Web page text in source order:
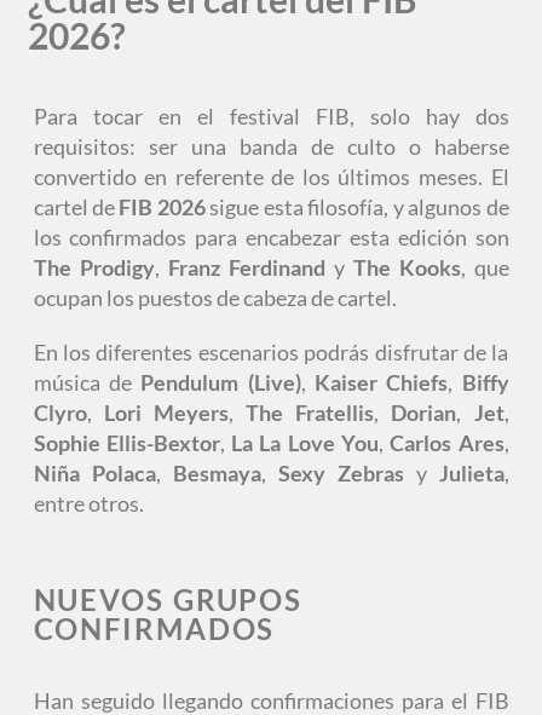
2026?
Para tocar en el festival FIB, solo hay dos
requisitos: ser una banda de culto o haberse
convertido en referente de los últimos meses. El
cartel deFIB 2026sigue esta filosofía, y algunos de
los confirmados para encabezar esta edición son
The Prodigy, Franz Ferdinand y The Kooks, que
ocupan los puestos de cabeza de cartel.
En los diferentes escenarios podrás disfrutar de la
música de Pendulum (Live), Kaiser Chiefs, Biffy
Clyro, Lori Meyers,The Fratellis, Dorian, Jet,
Sophie Ellis-Bextor, La La Love You,Carlos Ares,
Niña Polaca, Besmaya, Sexy Zebras y Julieta,
entre otros.
NUEVOS GRUPOS
CONFIRMADOS
Han seguido llegando confirmaciones para el FIB